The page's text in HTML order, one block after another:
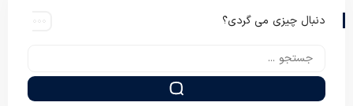
دنبال چیزی می گردی؟